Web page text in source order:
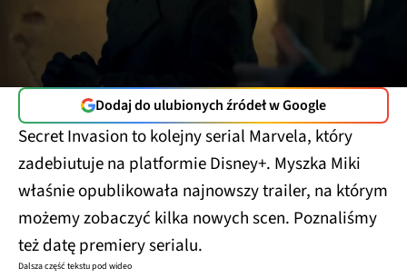
Dodaj do ulubionych źródeł w Google
Secret Invasion to kolejny serial Marvela, który
zadebiutuje na platformie Disney+. Myszka Miki
właśnie opublikowała najnowszy trailer, na którym
możemy zobaczyć kilka nowych scen. Poznaliśmy
też datę premiery serialu.
Dalsza część tekstu pod wideo